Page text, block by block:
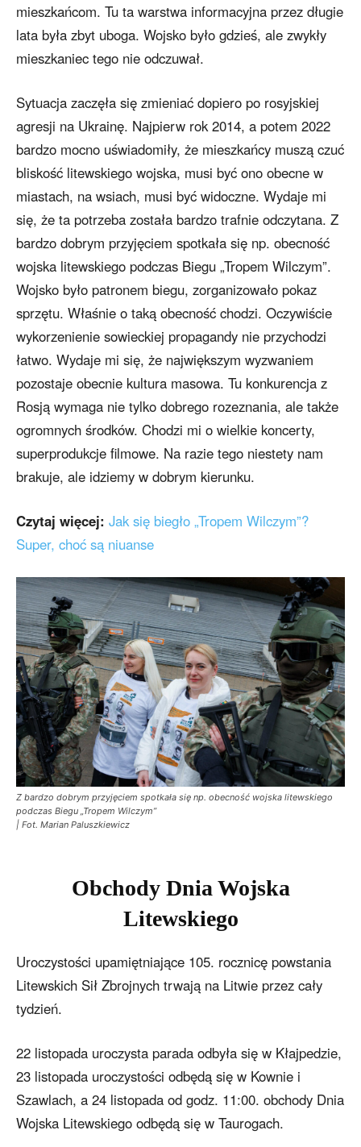
mieszkańcom. Tu ta warstwa informacyjna przez długie
lata była zbyt uboga. Wojsko było gdzieś, ale zwykły
mieszkaniec tego nie odczuwał.
Sytuacja zaczęła się zmieniać dopiero po rosyjskiej
agresji na Ukrainę. Najpierw rok 2014, a potem 2022
bardzo mocno uświadomiły, że mieszkańcy muszą czuć
bliskość litewskiego wojska, musi być ono obecne w
miastach, na wsiach, musi być widoczne. Wydaje mi
się, że ta potrzeba została bardzo trafnie odczytana. Z
bardzo dobrym przyjęciem spotkała się np. obecność
wojska litewskiego podczas Biegu „Tropem Wilczym”.
Wojsko było patronem biegu, zorganizowało pokaz
sprzętu. Właśnie o taką obecność chodzi. Oczywiście
wykorzenienie sowieckiej propagandy nie przychodzi
łatwo. Wydaje mi się, że największym wyzwaniem
pozostaje obecnie kultura masowa. Tu konkurencja z
Rosją wymaga nie tylko dobrego rozeznania, ale także
ogromnych środków. Chodzi mi o wielkie koncerty,
superprodukcje filmowe. Na razie tego niestety nam
brakuje, ale idziemy w dobrym kierunku.
Czytaj więcej: Jak się biegło „Tropem Wilczym”?
Super, choć są niuanse
Z bardzo dobrym przyjęciem spotkała się np. obecność wojska litewskiego
podczas Biegu „Tropem Wilczym”
| Fot. Marian Paluszkiewicz
Obchody Dnia Wojska
Litewskiego
Uroczystości upamiętniające 105. rocznicę powstania
Litewskich Sił Zbrojnych trwają na Litwie przez cały
tydzień.
22 listopada uroczysta parada odbyła się w Kłajpedzie,
23 listopada uroczystości odbędą się w Kownie i
Szawlach, a 24 listopada od godz. 11:00. obchody Dnia
Wojska Litewskiego odbędą się w Taurogach.